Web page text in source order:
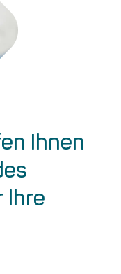
Ihnen
Ihre